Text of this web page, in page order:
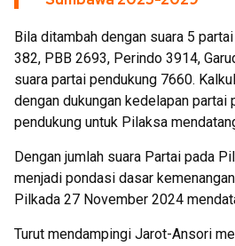
Bila ditambah dengan suara 5
382, PBB 2693, Perindo 3914,
suara partai pendukung 7660.
dengan dukungan kedelapan partai
pendukung untuk Pilaksa
Dengan jumlah suara Partai pada
menjadi pondasi dasar
Pilkada 27 November 2024
Turut mendampingi Jarot-Ansori